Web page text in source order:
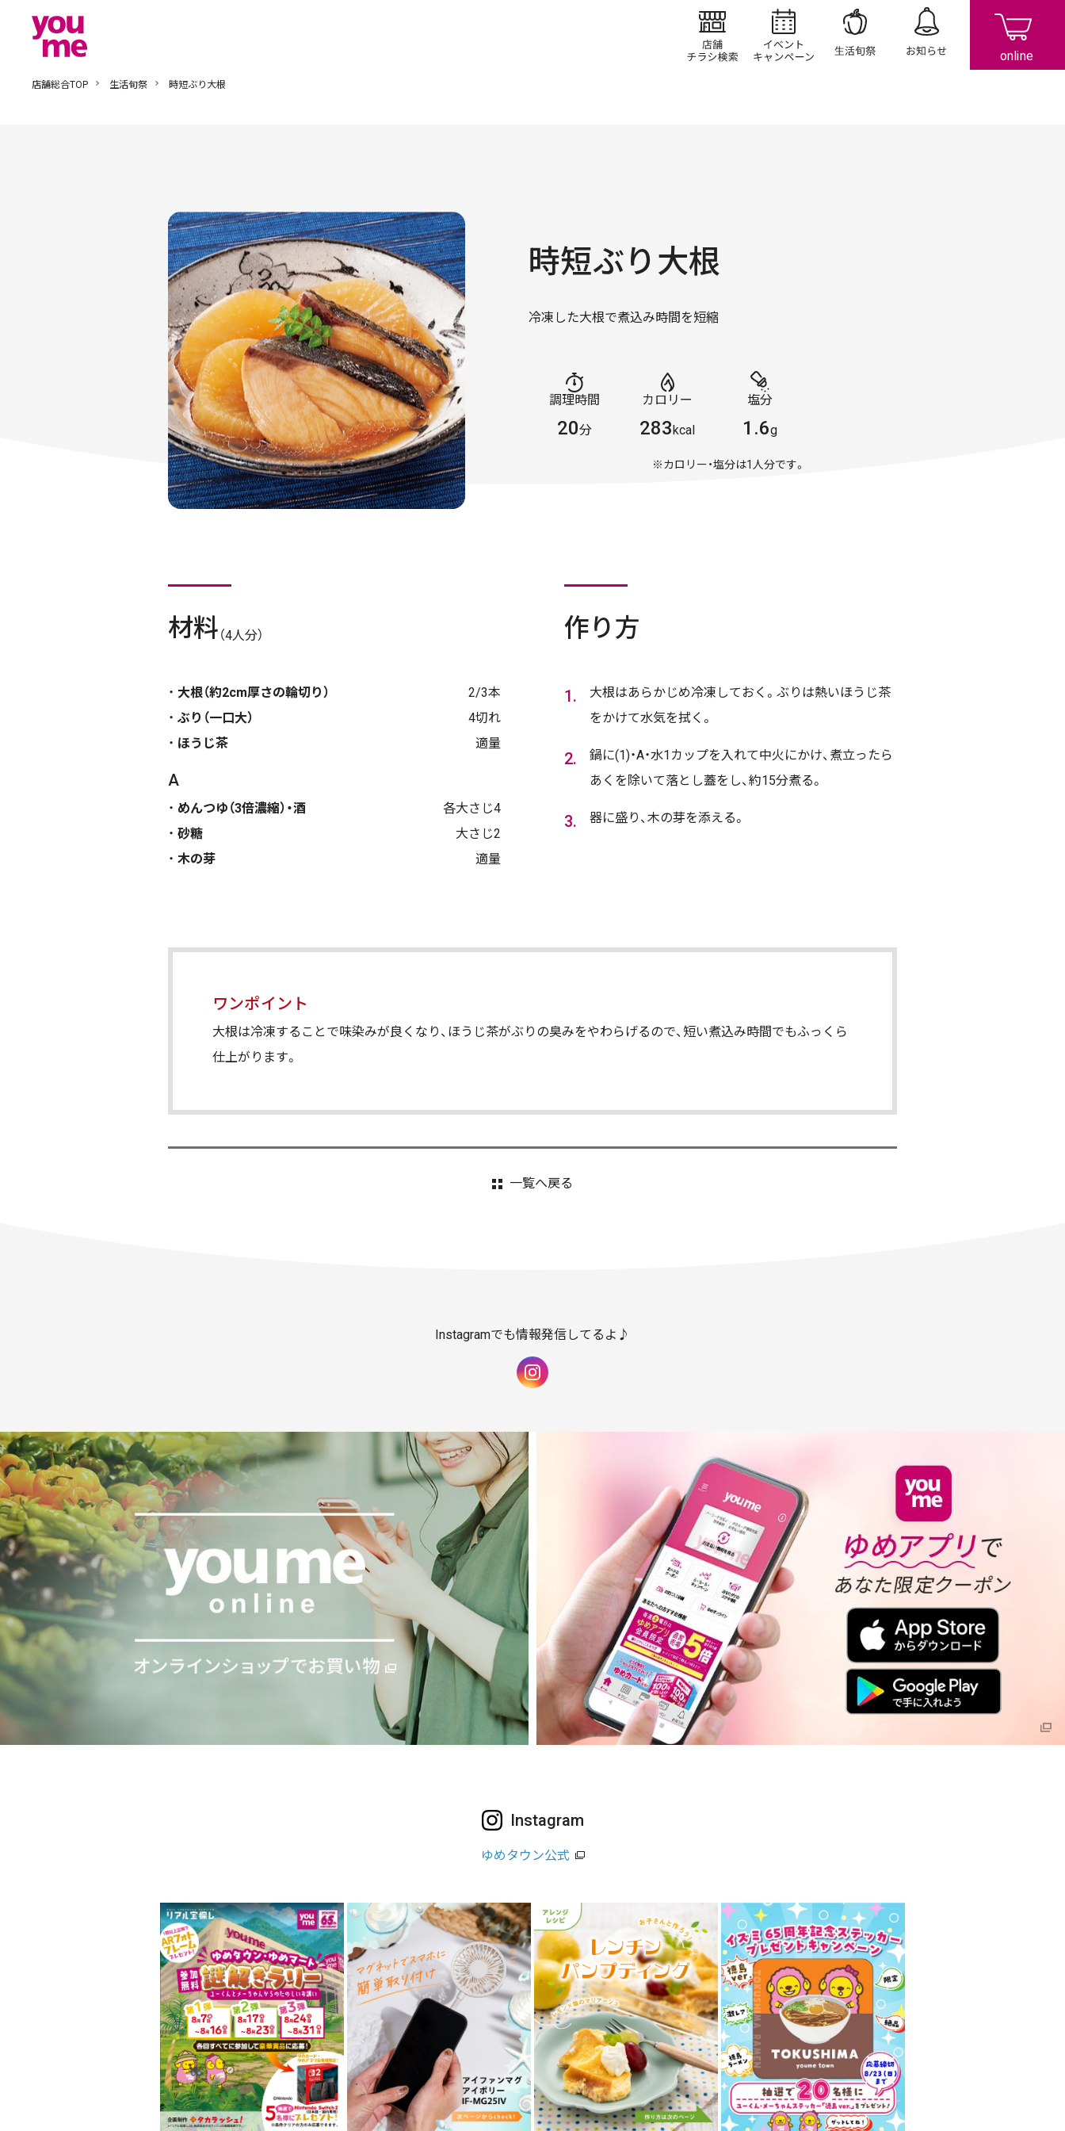
店舗/チラシ検索イベント/キャンペーン
生活旬祭 お知らせ
店舗総合TOP 生活旬祭 時短ぶり大根
時短ぶり大根
冷凍した大根で煮込み時間を短縮
調理時間
20分
カロリー
283kcal
塩分
1.6g
※カロリー・塩分は1人分です。
材料 （4人分）
大根（約2cm厚さの輪切り）
2/3本
ぶり（一口大）
4切れ
ほうじ茶
適量
A
めんつゆ（3倍濃縮）・酒
各大さじ4
砂糖
大さじ2
木の芽
適量
作り方
大根はあらかじめ冷凍しておく。ぶりは熱いほうじ茶
をかけて水気を拭く。
鍋に(1)・A・水1カップを入れて中火にかけ、煮立ったら
あくを除いて落とし蓋をし、約15分煮る。
器に盛り、木の芽を添える。
ワンポイント
大根は冷凍することで味染みが良くなり、ほうじ茶がぶりの臭みをやわらげるので、短い煮込み時間でもふっくら
仕上がります。
一覧へ戻る
Instagramでも情報発信してるよ♪
Instagram
ゆめタウン公式